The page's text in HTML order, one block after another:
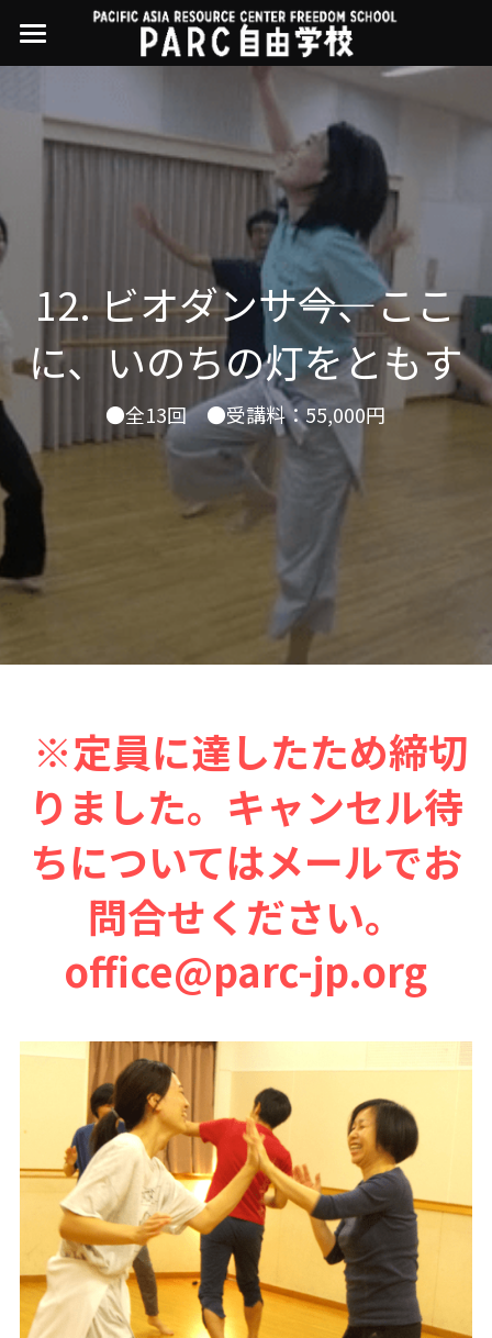
PARC自由学校
講座一覧
01オンライン講座：テック・ジャスティス
02オンライン講座：「自由と平等」の国の
03ハイブリッド講座：人権を保障するのは
誰か
04参加型ゼミ：パレスチナをどう学ぶ？教
える？
05ハイブリッド講座：「共に生きる」ため
の社会調査
06オンライン講座：農と食の民主主義を実
07ハイブリッド：アイヌ語を学びつつ日本
08ハイブリッド:メキシコ最大の先住民言語
10オンラインLet's talk abouttheworld
11対面講座：鎌田慧 時代を描く・ルポルタ
自然栽培2026
13対面講座：ビオダンサ
公開中の過去講座
お問い合わせ・アクセス
Facebookでシェア
12. ビオダンサ――今、ここ
に、いのちの灯をともす
●全13回　●受講料：55,000円
※定員に達したため締切
りました。キャンセル待
ちについてはメールでお
問合せください。
office@parc-jp.org
ストアカテゴリー
すべてのカテゴリー
10武藤一羊の英文精読
09ルイースの英会話
08ラテンアメリカ先住民言語
07アイヌ語の基礎から知里真志保の仕事
04鎌田慧 時代を描く・ルポルタージュの現場
から
06韓国：「文化民主主義」の根っこを学ぶ
アートをめぐるフィールドワークin関西2025
社会的連帯経済を探す旅2025
アクションツアー沖縄2025
奥間さん沖縄勉強会
【越境】04鎌田慧 時代を描く・ルポルタージ
【越境】01民主主義の修復へ
【越境】02アジア太平洋を非核地帯にするため
【越境】03食べものから学ぶ経済学
【越境】05市民による社会調査力アップ入門講
座
【越境】06 韓国：「文化民主主義」の根っこを
学ぶ